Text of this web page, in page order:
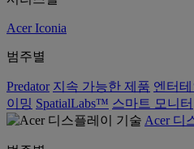
Acer Iconia
범주별
Predator 지속 가능한 제품 엔터
이밍 SpatialLabs™ 스마트 모니터
Acer 디